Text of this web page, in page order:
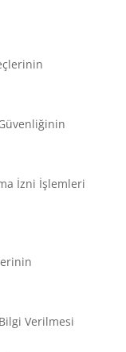
İzni İşlemleri
Verilmesi